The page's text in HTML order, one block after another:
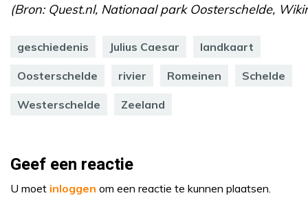
(Bron: Quest.nl, Nationaal park Oosterschelde,
geschiedenis Julius Caesar landkaart
Oosterschelde rivier Romeinen Schelde
Westerschelde Zeeland
Geef een reactie
U moet inloggen om een reactie te kunnen plaatsen.